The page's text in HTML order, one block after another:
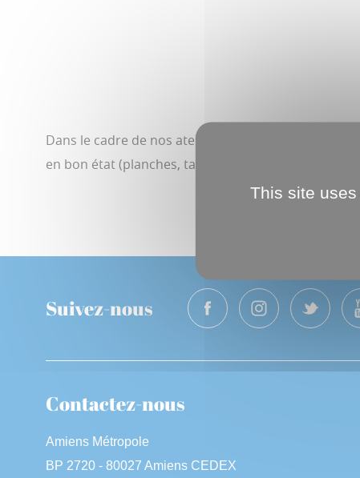
Dans le cadre de nos ateliers nous sommes
en bon état (planches, tasseaux, manches en bois
Suivez-nous
Contactez-nous
Amiens Métropole
BP 2720 - 80027 Amiens CEDEX
This site